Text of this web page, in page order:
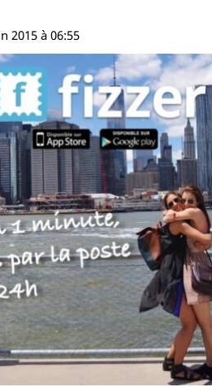
2015 à 06:55